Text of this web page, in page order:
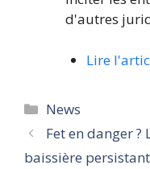
d'autres
Lire
Catégories
News
Fet en danger ?
baissière